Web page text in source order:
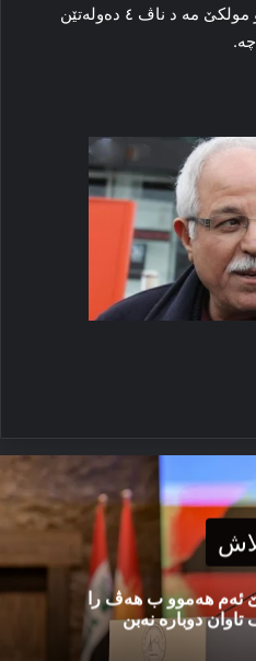
هه‌گه‌ر ئه‌ڤ یه‌ک نه‌به‌ ئاخ و مال و مولکێ مه‌ د ناڤ ٤ ده‌وله‌تێن
ئەم هەموو ب هەڤ را
دوبارە نەبن